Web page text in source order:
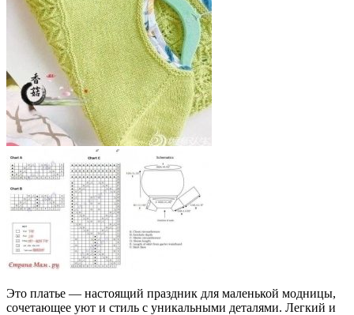
Это платье — настоящий праздник для маленькой модницы,
сочетающее уют и стиль с уникальными деталями. Легкий и